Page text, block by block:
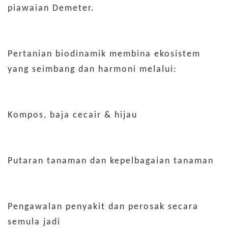
piawaian Demeter.
Pertanian biodinamik membina ekosistem
yang seimbang dan harmoni melalui:
Kompos, baja cecair & hijau
Putaran tanaman dan kepelbagaian tanaman
Pengawalan penyakit dan perosak secara
semula jadi